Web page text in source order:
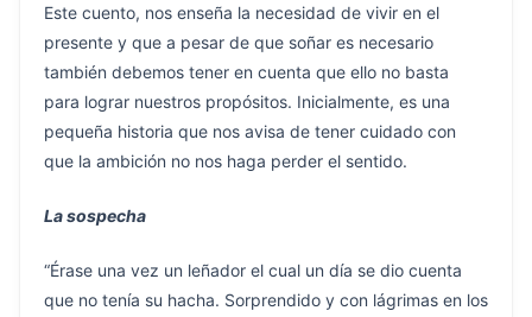
Este cuento, nos enseña la necesidad de vivir en el
presente y que a pesar de que soñar es necesario
también debemos tener en cuenta que ello no basta
para lograr nuestros propósitos. Inicialmente, es una
pequeña historia que nos avisa de tener cuidado con
que la ambición no nos haga perder el sentido.
La sospecha
“Érase una vez un leñador el cual un día se dio cuenta
que no tenía su hacha. Sorprendido y con lágrimas en los